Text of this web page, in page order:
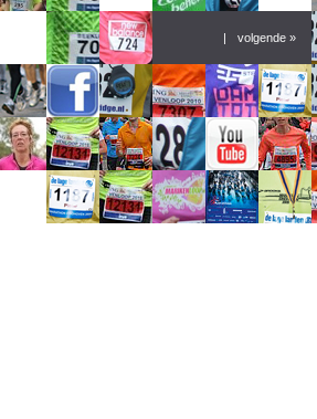
| volgende »